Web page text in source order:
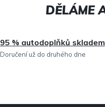
95 % autodoplňků skladem
Doručení už do druhého dne